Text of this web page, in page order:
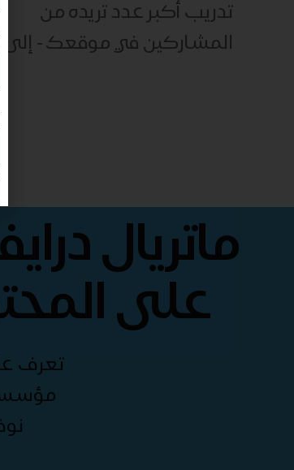
تدريب أكبر عدد تريده من
المشاركين في موقعك - ​​إلى
ماتريال
على
تعرف
مؤسسة